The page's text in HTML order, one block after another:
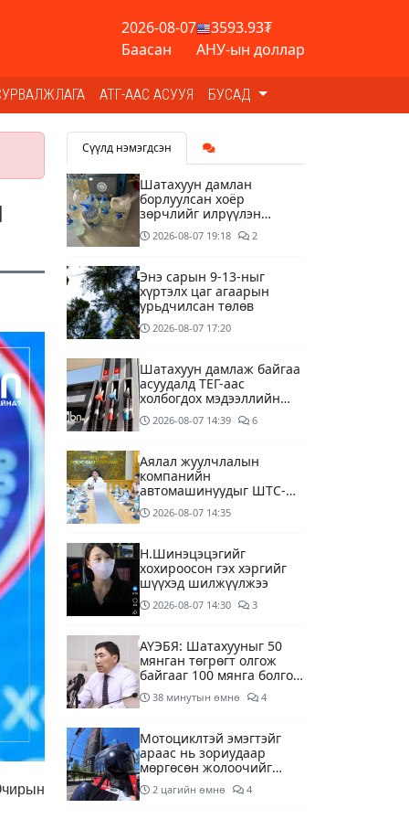
2026-08-07
Баасан
3593.93₮
АНУ-ын доллар
АТГ-ААС АСУУЯ БУСАД
Сүүлд нэмэгдсэн
Шатахуун дамлан
борлуулсан хоёр
зөрчлийг илрүүлэн
шалгаж байна
2026-08-07 19:18 2
Энэ сарын 9-13-ныг
хүртэлх цаг агаарын
урьдчилсан төлөв
2026-08-07 17:20
Шатахуун дамлаж байгаа
асуудалд ТЕГ-аас
холбогдох мэдээллийн
дагуу шалгалтын
ажиллагааг эрчимжүүлж
2026-08-07 14:39 6
Аялал жуулчлалын
компанийн
автомашинуудыг ШТС-
ууд хязгаарлалтгүйгээр
шатахуун олгох
2026-08-07 14:35
Н.Шинэцэцэгийг
хохироосон гэх хэргийг
шүүхэд шилжүүлжээ
2026-08-07 14:30 3
АҮЭБЯ: Шатахууныг 50
мянган төгрөгт олгож
байгааг 100 мянга болгож
нэмэгдүүлэхээр ажиллаж
байна
38 минутын өмнө 4
Мотоциклтэй эмэгтэйг
араас нь зориудаар
мөргөсөн жолоочийг
ажлаас нь чөлөөлжээ
2 цагийн өмнө 4